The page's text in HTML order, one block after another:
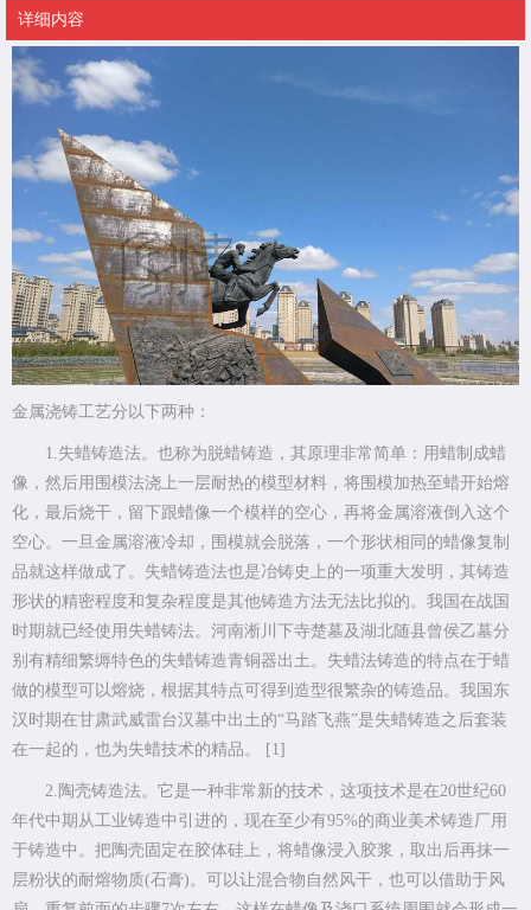
详细内容
金属浇铸工艺分以下两种：
1.失蜡铸造法。也称为脱蜡铸造，其原理非常简单：用蜡制成蜡
像，然后用围模法浇上一层耐热的模型材料，将围模加热至蜡开始熔
化，最后烧干，留下跟蜡像一个模样的空心，再将金属溶液倒入这个
空心。一旦金属溶液冷却，围模就会脱落，一个形状相同的蜡像复制
品就这样做成了。失蜡铸造法也是冶铸史上的一项重大发明，其铸造
形状的精密程度和复杂程度是其他铸造方法无法比拟的。我国在战国
时期就已经使用失蜡铸法。河南淅川下寺楚墓及湖北随县曾侯乙墓分
别有精细繁缛特色的失蜡铸造青铜器出土。失蜡法铸造的特点在于蜡
做的模型可以熔烧，根据其特点可得到造型很繁杂的铸造品。我国东
汉时期在甘肃武威雷台汉墓中出土的“马踏飞燕”是失蜡铸造之后套装
在一起的，也为失蜡技术的精品。 [1]
2.陶壳铸造法。它是一种非常新的技术，这项技术是在20世纪60
年代中期从工业铸造中引进的，现在至少有95%的商业美术铸造厂用
于铸造中。把陶壳固定在胶体硅上，将蜡像浸入胶浆，取出后再抹一
层粉状的耐熔物质(石膏)。可以让混合物自然风干，也可以借助于风